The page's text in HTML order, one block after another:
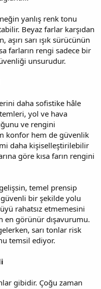
yanlış renk tonu
Beyaz farlar karşıdan
sarı ışık sürücünün
farların rengi sadece bir
unsurudur.
daha sofistike hâle
yol ve hava
ve rengini
konfor hem de güvenlik
daha kişiselleştirilebilir
göre kısa farın rengini
temel prensip
bir şekilde yolu
rahatsız etmemesini
en görünür dışavurumu.
sarı tonlar risk
temsil ediyor.
gibidir. Çoğu zaman